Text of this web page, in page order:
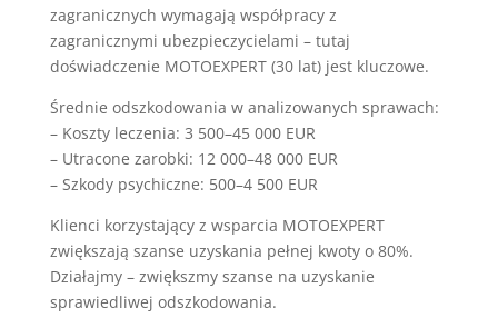
zagranicznych wymagają współpracy z
zagranicznymi ubezpieczycielami – tutaj
doświadczenie MOTOEXPERT (30 lat) jest kluczowe.
Średnie odszkodowania w analizowanych sprawach:
– Koszty leczenia: 3 500–45 000 EUR
– Utracone zarobki: 12 000–48 000 EUR
– Szkody psychiczne: 500–4 500 EUR
Klienci korzystający z wsparcia MOTOEXPERT
zwiększają szanse uzyskania pełnej kwoty o 80%.
Działajmy – zwiększmy szanse na uzyskanie
sprawiedliwej odszkodowania.